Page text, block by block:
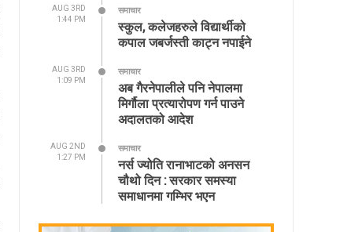
AUG 3RD
1:44 PM
समाचार
स्कुल, कलेजहरुले विद्यार्थीको
कपाल जबर्जस्ती काट्न नपाईने
AUG 3RD
1:09 PM
समाचार
अब गैरनेपालीले पनि नेपालमा
मिर्गौला प्रत्यारोपण गर्न पाउने
अदालतको आदेश
AUG 2ND
1:27 PM
समाचार
नर्स ज्योति रानाभाटको अनसन
चौथो दिन : सरकार समस्या
समाधानमा गम्भिर भएन